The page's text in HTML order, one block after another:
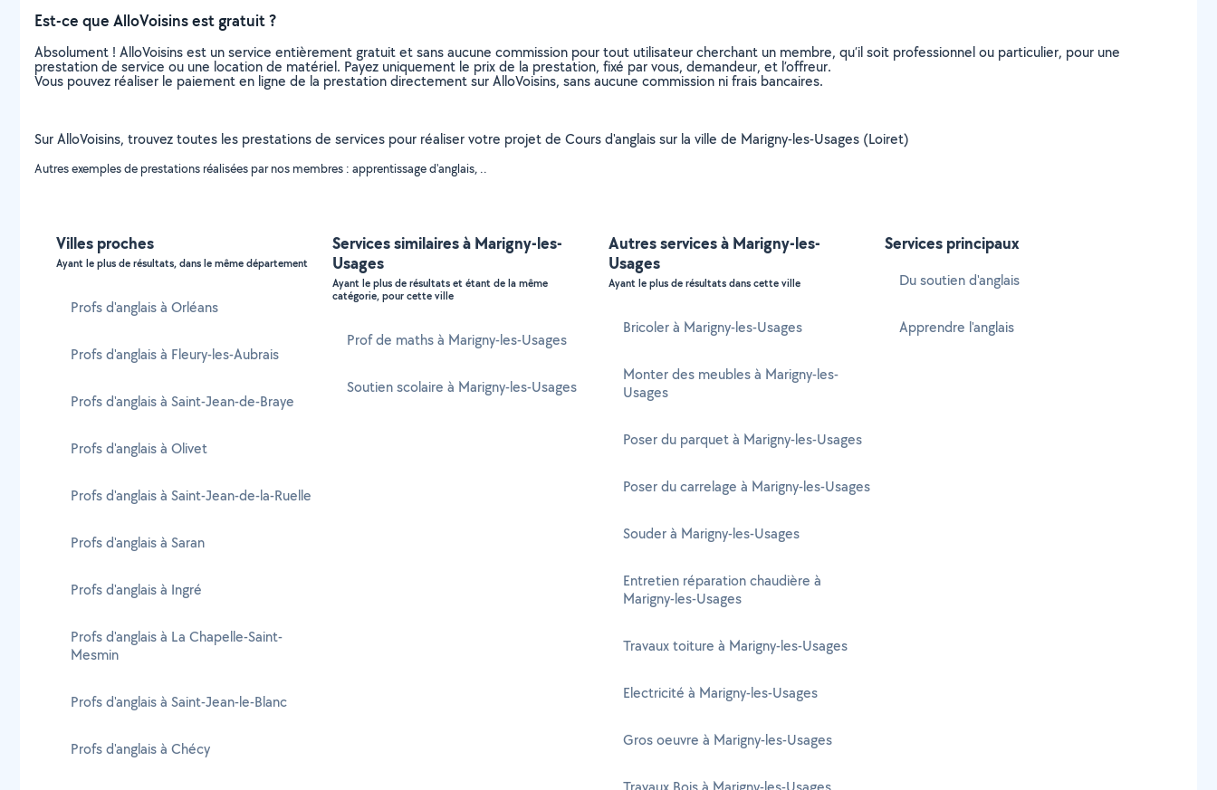
Est-ce que AlloVoisins est gratuit ?
Absolument ! AlloVoisins est un service entièrement gratuit et sans aucune commission pour tout utilisateur cherchant un membre, qu’il soit professionnel ou particulier, pour une
prestation de service ou une location de matériel. Payez uniquement le prix de la prestation, fixé par vous, demandeur, et l’offreur.
Vous pouvez réaliser le paiement en ligne de la prestation directement sur AlloVoisins, sans aucune commission ni frais bancaires.
Sur AlloVoisins, trouvez toutes les prestations de services pour réaliser votre projet de Cours d'anglais sur la ville de Marigny-les-Usages (Loiret)
Autres exemples de prestations réalisées par nos membres : apprentissage d'anglais, ..
Villes proches
Ayant le plus de résultats, dans le même département
Profs d'anglais à Orléans
Profs d'anglais à Fleury-les-Aubrais
Profs d'anglais à Saint-Jean-de-Braye
Profs d'anglais à Olivet
Profs d'anglais à Saint-Jean-de-la-Ruelle
Profs d'anglais à Saran
Profs d'anglais à Ingré
Profs d'anglais à La Chapelle-Saint-
Mesmin
Profs d'anglais à Saint-Jean-le-Blanc
Profs d'anglais à Chécy
Services similaires à Marigny-les-
Usages
Ayant le plus de résultats et étant de la même
catégorie, pour cette ville
Prof de maths à Marigny-les-Usages
Soutien scolaire à Marigny-les-Usages
Autres services à Marigny-les-
Usages
Ayant le plus de résultats dans cette ville
Bricoler à Marigny-les-Usages
Monter des meubles à Marigny-les-
Usages
Poser du parquet à Marigny-les-Usages
Poser du carrelage à Marigny-les-Usages
Souder à Marigny-les-Usages
Entretien réparation chaudière à
Marigny-les-Usages
Travaux toiture à Marigny-les-Usages
Electricité à Marigny-les-Usages
Gros oeuvre à Marigny-les-Usages
Services principaux
Du soutien d'anglais
Apprendre l'anglais